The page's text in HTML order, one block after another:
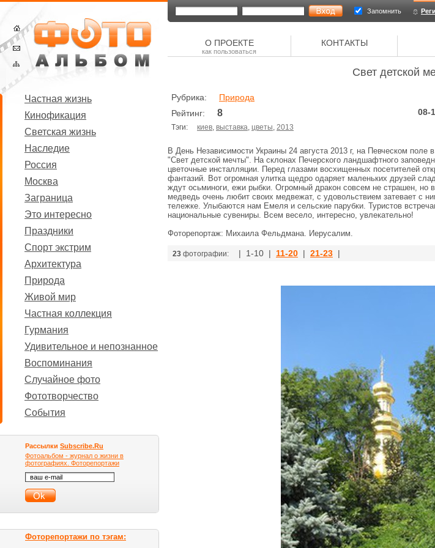
Частная жизнь
Кинофикация
Светская жизнь
Наследие
Россия
Москва
Заграница
Это интересно
Праздники
Спорт экстрим
Архитектура
Природа
Живой мир
Частная коллекция
Гурмания
Удивительное и непознанное
Воспоминания
Случайное фото
Фототворчество
События
Рассылки Subscribe.Ru
Фотоальбом - журнал о жизни в
фотографиях. Фоторепортажи
Фоторепортажи по тэгам:
Запомнить
О ПРОЕКТЕ
как пользоваться
КОНТАКТЫ
Свет детской
Рубрика: Природа
Рейтинг: 8
Тэги: киев, выставка, цветы, 2013
08-
В День Независимости Украины 24 августа 2013 г, на Певческом поле
"Свет детской мечты". На склонах Печерского ландшафтного
цветочные инсталляции. Перед глазами восхищенных посетителей
фантазий. Вот огромная улитка щедро одаряет маленьких друзей
ждут осьминоги, ежи рыбки. Огромный дракон совсем не страшен,
медведь очень любит своих медвежат, с удовольствием затевает с
тележке. Улыбаются нам Емеля и сельские парубки. Туристов
национальные сувениры. Всем весело, интересно, увлекательно!
Фоторепортаж: Михаила Фельдмана. Иерусалим.
23 фотографии: | 1-10 | 11-20 | 21-23 |